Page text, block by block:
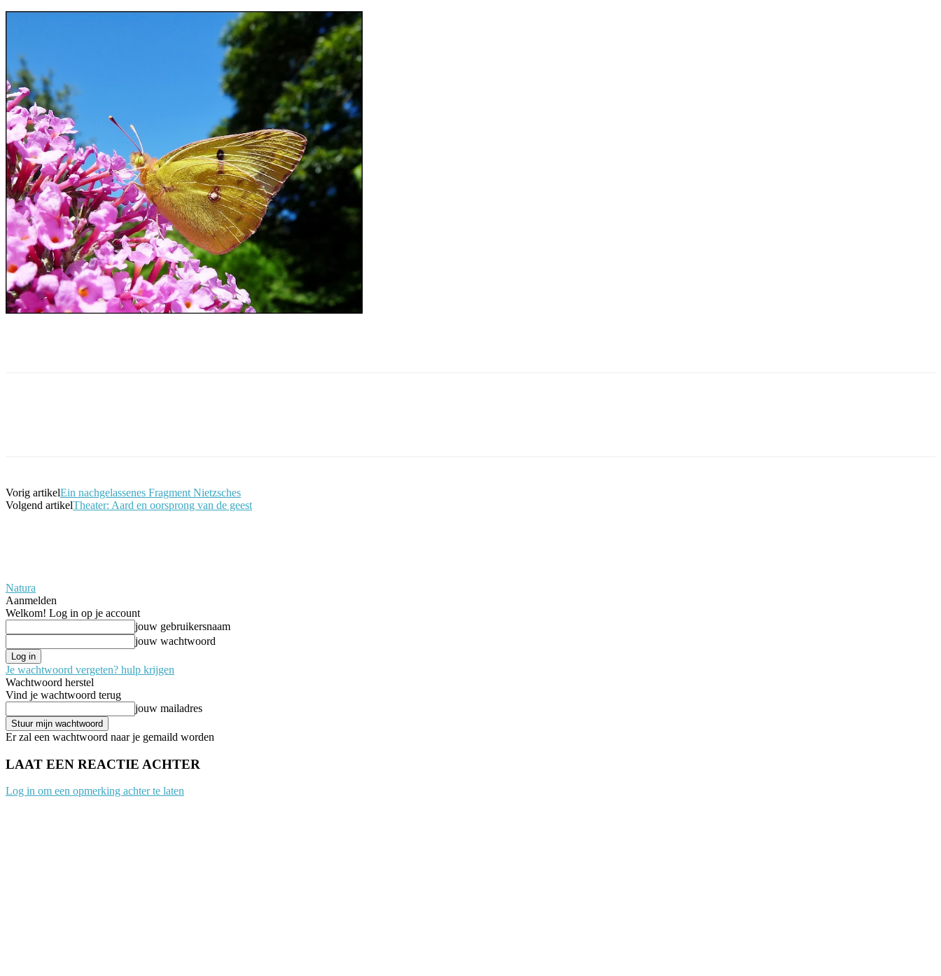
Vorig artikelEin nachgelassenes Fragment Nietzsches
Volgend artikelTheater: Aard en oorsprong van de geest
Natura
Aanmelden
Welkom! Log in op je account
jouw gebruikersnaam
jouw wachtwoord
Je wachtwoord vergeten? hulp krijgen
Wachtwoord herstel
Vind je wachtwoord terug
jouw mailadres
Er zal een wachtwoord naar je gemaild worden
LAAT EEN REACTIE ACHTER
Log in om een opmerking achter te laten